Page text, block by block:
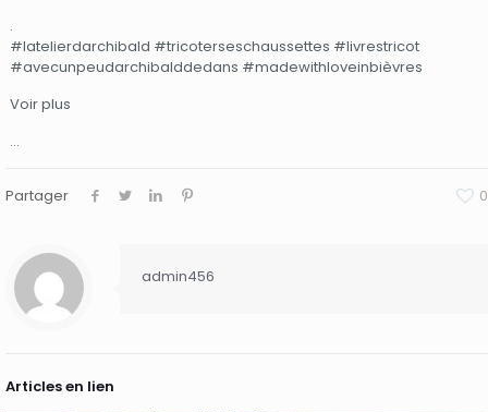
.
#latelierdarchibald #tricoterseschaussettes #livrestricot
#avecunpeudarchibalddedans #madewithloveinbièvres
Voir plus
…
Partager 0
admin456
Articles en lien